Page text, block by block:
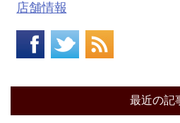
店舗情報
最近の記